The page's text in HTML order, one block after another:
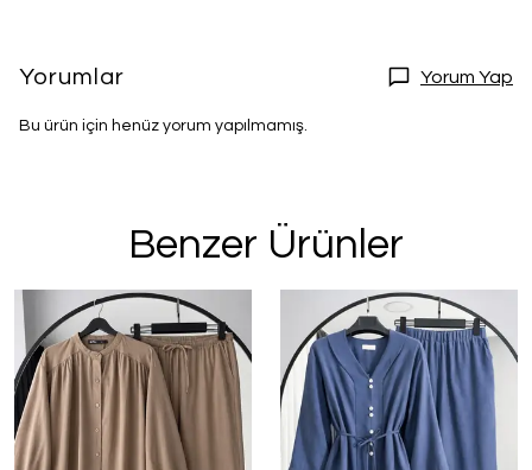
Yorumlar Yorum Yap
Bu ürün için henüz yorum yapılmamış.
Benzer Ürünler